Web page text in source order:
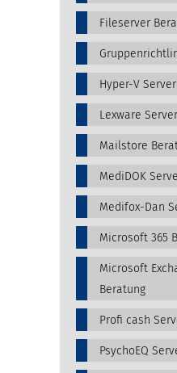
Fileserver
Hyper-V
Lexware
Mailstore
MediDOK
Medifox-Dan
Microsoft 365
Microsoft
Beratung
Profi cash
PsychoEQ